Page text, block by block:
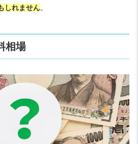
しれません。
相場